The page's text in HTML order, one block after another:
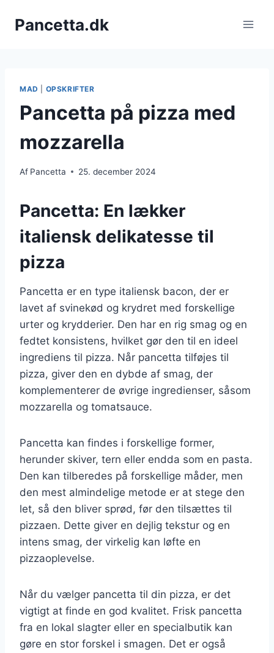
Pancetta.dk
MAD OPSKRIFTER
Pancetta på pizza med
mozzarella
Af Pancetta 25. december 2024
Pancetta: En lækker
italiensk delikatesse til
pizza
Pancetta er en type italiensk bacon, der er
lavet af svinekød og krydret med forskellige
urter og krydderier. Den har en rig smag og en
fedtet konsistens, hvilket gør den til en ideel
ingrediens til pizza. Når pancetta tilføjes til
pizza, giver den en dybde af smag, der
komplementerer de øvrige ingredienser, såsom
mozzarella og tomatsauce.
Pancetta kan findes i forskellige former,
herunder skiver, tern eller endda som en pasta.
Den kan tilberedes på forskellige måder, men
den mest almindelige metode er at stege den
let, så den bliver sprød, før den tilsættes til
pizzaen. Dette giver en dejlig tekstur og en
intens smag, der virkelig kan løfte en
pizzaoplevelse.
Når du vælger pancetta til din pizza, er det
vigtigt at finde en god kvalitet. Frisk pancetta
fra en lokal slagter eller en specialbutik kan
gøre en stor forskel i smagen. Det er også